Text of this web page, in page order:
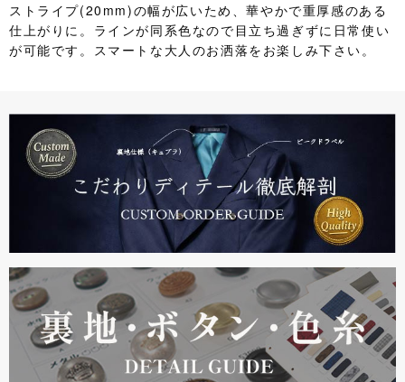
ストライプ(20mm)の幅が広いため、華やかで重厚感のある
仕上がりに。ラインが同系色なので目立ち過ぎずに日常使い
が可能です。スマートな大人のお洒落をお楽しみ下さい。